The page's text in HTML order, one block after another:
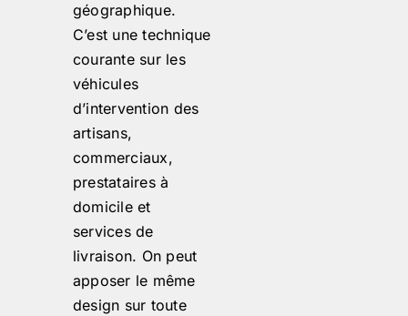
géographique.
C’est une technique
courante sur les
véhicules
d’intervention des
artisans,
commerciaux,
prestataires à
domicile et
services de
livraison. On peut
apposer le même
design sur toute